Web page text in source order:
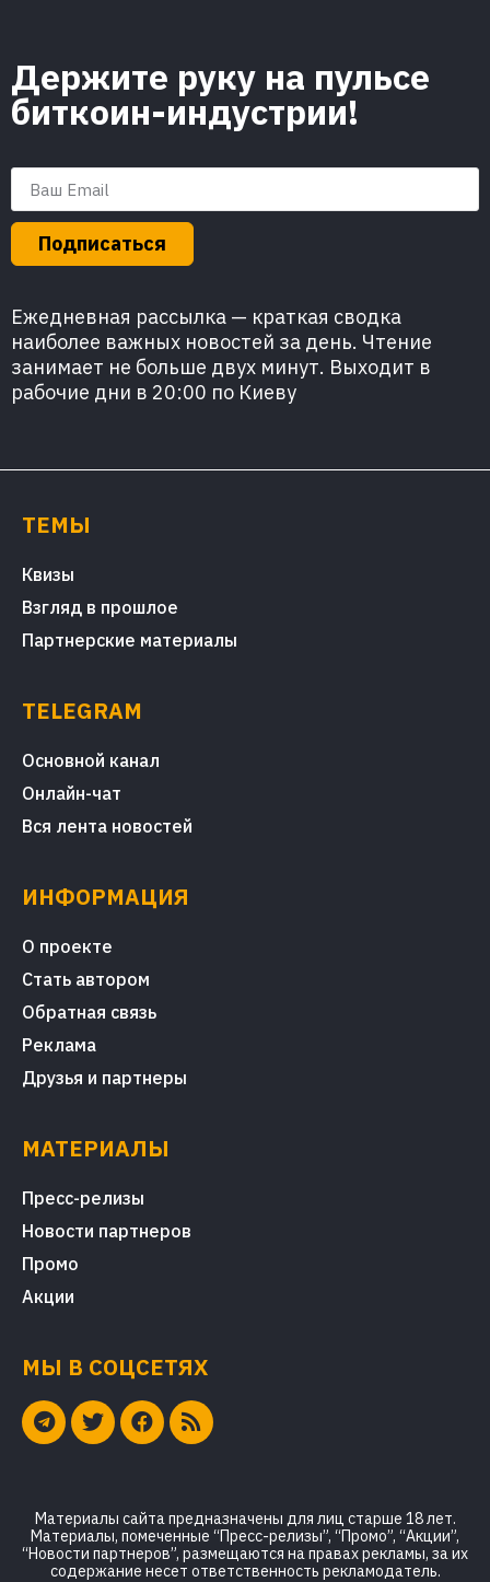
Держите руку на пульсе
биткоин-индустрии!
Подписаться
Ежедневная рассылка — краткая сводка
наиболее важных новостей за день. Чтение
занимает не больше двух минут. Выходит в
рабочие дни в 20:00 по Киеву
ТЕМЫ
Квизы
Взгляд в прошлое
Партнерские материалы
TELEGRAM
Основной канал
Онлайн-чат
Вся лента новостей
ИНФОРМАЦИЯ
О проекте
Стать автором
Обратная связь
Реклама
Друзья и партнеры
МАТЕРИАЛЫ
Пресс-релизы
Новости партнеров
Промо
Акции
МЫ В СОЦСЕТЯХ
Материалы сайта предназначены для лиц старше 18 лет.
Материалы, помеченные “Пресс-релизы”, “Промо”, “Акции”,
“Новости партнеров”, размещаются на правах рекламы, за их
содержание несет ответственность рекламодатель.